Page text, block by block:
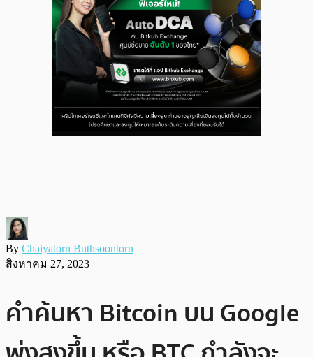
By Chaiyatorn Buthsoontorn
สิงหาคม 27, 2023
คำค้นหา Bitcoin บน Google